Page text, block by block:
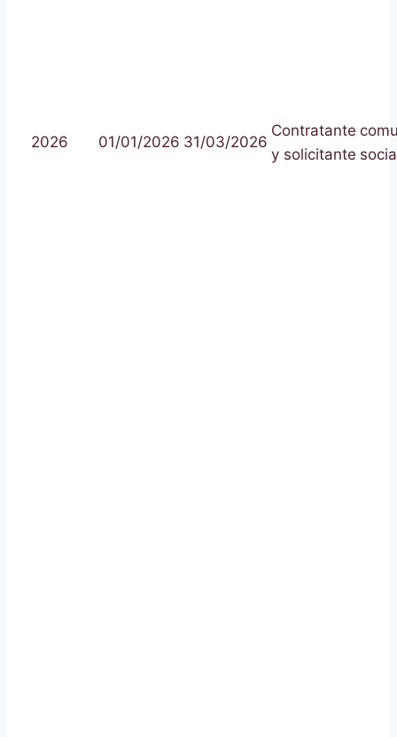
2026 01/01/2026 31/03/2026
Contratante
y solicitante